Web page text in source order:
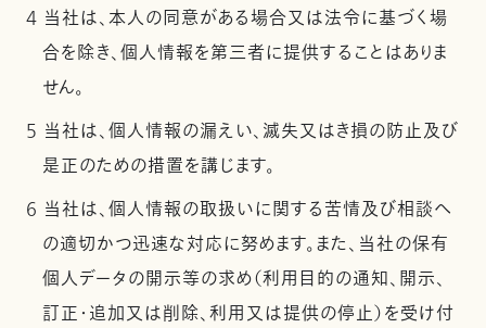
4 当社は、本人の同意がある場合又は法令に基づく場
合を除き、個人情報を第三者に提供することはありま
せん。
5 当社は、個人情報の漏えい、滅失又はき損の防止及び
是正のための措置を講じます。
6 当社は、個人情報の取扱いに関する苦情及び相談へ
の適切かつ迅速な対応に努めます。また、当社の保有
個人データの開示等の求め（利用目的の通知、開示、
訂正・追加又は削除、利用又は提供の停止）を受け付